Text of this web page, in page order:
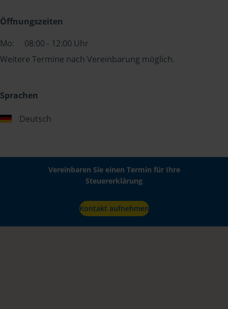
Öffnungszeiten
Mo:
08:00 - 12:00 Uhr
Weitere Termine nach Vereinbarung möglich.
Sprachen
Deutsch
Vereinbaren Sie einen Termin für Ihre
Steuererklärung
Kontakt aufnehmen